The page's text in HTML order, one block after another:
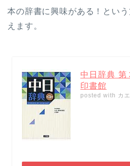
本の辞書に興味がある！とい
えます。
中日辞典 第
印書館
posted with カ